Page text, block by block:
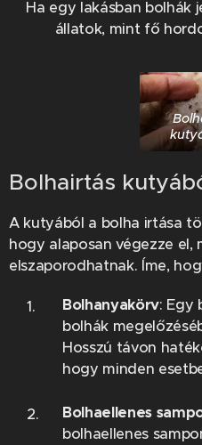
Ha egy lakásban bolhák
állatok, mint fő
Bolhairtás
A kutyából a bolha irtása
hogy alaposan végezze el,
elszaporodhatnak. Íme,
Bolhanyakörv: Egy
bolhák
Hosszú távon
hogy minden
Bolhaellenes
bolhaellenes